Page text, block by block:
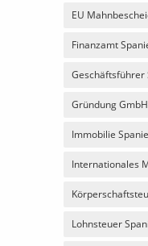
EU
Finanzamt
Geschäftsführer
Gründung
Immobilie
Internationales
Lohnsteuer